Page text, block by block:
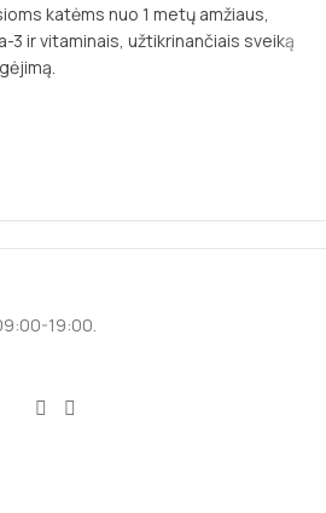
katėms nuo 1 metų amžiaus,
ir vitaminais, užtikrinančiais sveiką
19:00.